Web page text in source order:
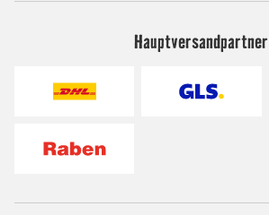
Hauptversandpartner